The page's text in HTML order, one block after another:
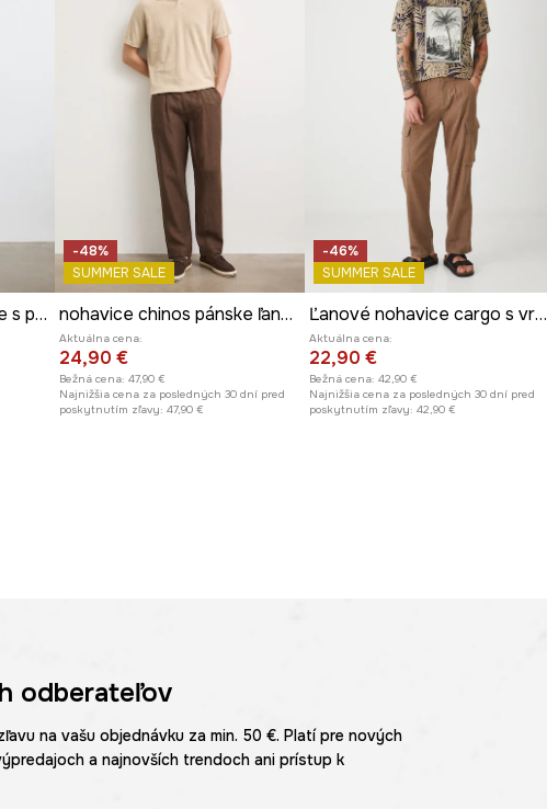
Nohavice chinos pánske s prímesou ľanu
-48%
SUMMER SALE
nohavice chinos pánske ľanové
Aktuálna cena:
24,90 €
Bežná cena: 47,90 €
Najnižšia cena za posledných 30 dní pred
poskytnutím zľavy: 47,90 €
-46%
SUMMER SALE
Ľanové nohavice cargo s vreckami hnedá farba
Aktuálna cena:
22,90 €
Bežná cena: 42,90 €
Najnižšia cena za posledných 30 dní pred
poskytnutím zľavy: 42,90 €
odberateľov
na vašu objednávku za min. 50 €. Platí pre nových
a najnovších trendoch ani prístup k